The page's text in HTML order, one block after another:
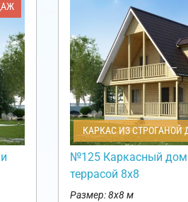
КАРКАС ИЗ СТРОГАНОЙ
№125 Каркасный дом
террасой 8х8
Размер: 8х8 м